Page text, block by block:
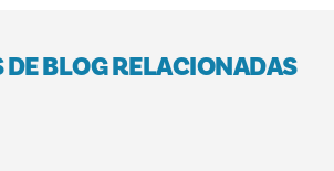
BLOG RELACIONADAS